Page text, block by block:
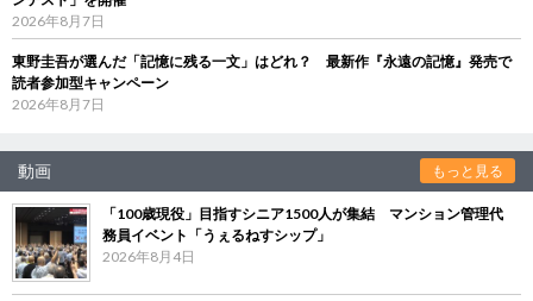
2026年8月7日
東野圭吾が選んだ「記憶に残る一文」はどれ？ 最新作『永遠の記憶』発売で
読者参加型キャンペーン
2026年8月7日
動画 もっと見る
「100歳現役」目指すシニア1500人が集結 マンション管理代
務員イベント「うぇるねすシップ」
2026年8月4日